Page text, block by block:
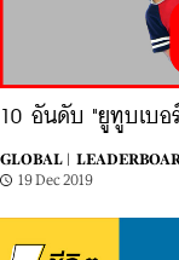
10 อันดับ "ยูทูบเบอ
GLOBAL |
19 Dec 2019